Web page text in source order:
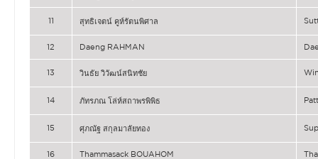
11 สุทธิเจตน์ คูห์รัตนพิศาล
12 Daeng RAHMAN
13 วินธัย วิวัฒน์สนิทชัย
14 ภัทรภณ โล่ห์สถาพรพิพิธ
15 ศุภณัฐ สกุลมาลัยทอง
16 Thammasack BOUAHOM